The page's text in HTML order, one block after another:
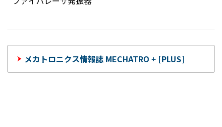
メカトロニクス情報誌 MECHATRO + [PLUS]